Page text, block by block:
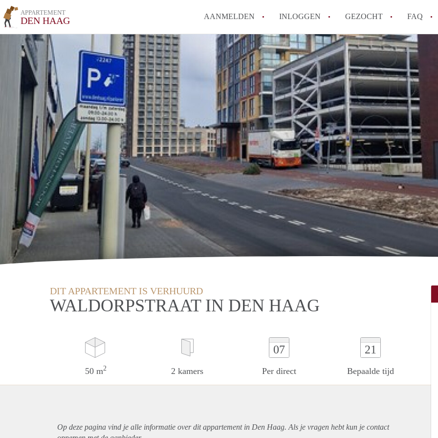
APPARTEMENT
DEN HAAG AANMELDEN INLOGGEN GEZOCHT FAQ
How to translate AppartementDenHaag!
Wat is Appartement-DenHaag?
Hoeveel kost het om te reageren op een
Wat is de privacyverklaring van
Berekent Appartement-DenHaag
makelaarsvergoeding/
Alle veelgestelde vragen
DIT APPARTEMENT IS VERHUURD
WALDORPSTRAAT IN DEN HAAG
50 m2 2 kamers
07
Per direct
21
Bepaalde tijd
Op deze pagina vind je alle informatie over ditappartementin Den Haag. Als je vragen hebt kun je contact